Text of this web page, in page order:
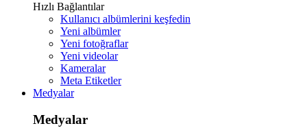
Hızlı Bağlantılar
Kullanıcı albümlerini keşfedin
Yeni albümler
Yeni fotoğraflar
Yeni videolar
Kameralar
Meta Etiketler
Medyalar
Medyalar